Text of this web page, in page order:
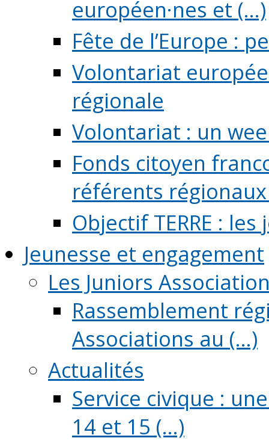
européen·nes et (...)
Fête de l’Europe :
Volontariat
régionale
Volontariat : un
Fonds citoyen
référents régionaux
Objectif TERRE :
Jeunesse et engagement
Les Juniors
Rassemblement
Associations au (...)
Actualités
Service civique :
14 et 15 (...)